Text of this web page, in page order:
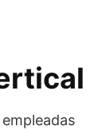
empleadas